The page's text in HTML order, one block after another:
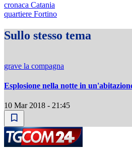
cronaca Catania
quartiere Fortino
Sullo stesso tema
grave la compagna
Esplosione nella notte in
10 Mar 2018 - 21:45